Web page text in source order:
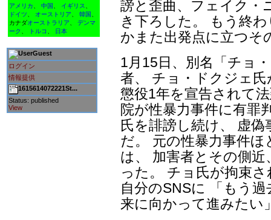
アメリカ 中国 イギリス
ドイツ
オーストリア 韓国
カナダオーストラリア
デンマ
ーク
トルコ 日本
Guest
ログイン
情報提供
1615614072221St...
Status: published
View
謗と歪曲、フェイク・
き下ろした。 もう終
かまた出発点に立つそ
1月15日、別名「チョ
者、 チョ・ドクジェ
懲役1年を宣告されて
院が性暴力事件に有罪
氏を誹謗し続け、 虚
だ。 元の性暴力事件
は、 加害者とその側
った。 チョ氏が拘束
自分のSNSに 「もう
来に向かって進みたい